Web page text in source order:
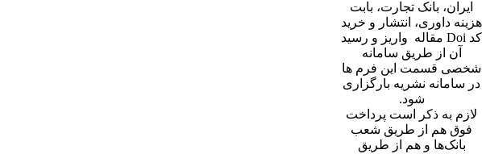
ایران، بانک تجارت، بابت
هزینه داوری، انتشار و خرید
کد Doi مقاله واریز و رسید
آن از طریق سامانه
شخصی قسمت این فرم ها
در سامانه نشریه بارگزاری
شود.
لازم به ذکر است پرداخت
فوق هم از طریق شعب
بانک‌‌ها و هم از طریق